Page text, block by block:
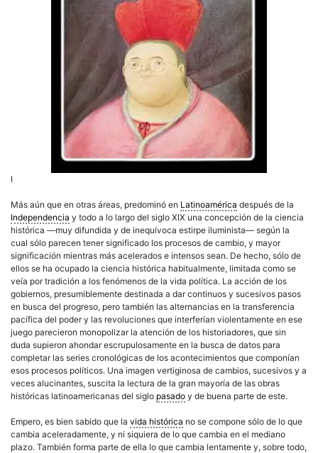
I
Más aún que en otras áreas, predominó en Latinoamérica después de la
Independencia y todo a lo largo del siglo XIX una concepción de la ciencia
histórica —muy difundida y de inequívoca estirpe iluminista— según la
cual sólo parecen tener significado los procesos de cambio, y mayor
significación mientras más acelerados e intensos sean. De hecho, sólo de
ellos se ha ocupado la ciencia histórica habitualmente, limitada como se
veía por tradición a los fenómenos de la vida política. La acción de los
gobiernos, presumiblemente destinada a dar continuos y sucesivos pasos
en busca del progreso, pero también las alternancias en la transferencia
pacífica del poder y las revoluciones que interferían violentamente en ese
juego parecieron monopolizar la atención de los historiadores, que sin
duda supieron ahondar escrupulosamente en la busca de datos para
completar las series cronológicas de los acontecimientos que componían
esos procesos políticos. Una imagen vertiginosa de cambios, sucesivos y a
veces alucinantes, suscita la lectura de la gran mayoría de las obras
históricas latinoamericanas del siglo pasado y de buena parte de este.
Empero, es bien sabido que la vida histórica no se compone sólo de lo que
cambia aceleradamente, y ni siquiera de lo que cambia en el mediano
plazo. También forma parte de ella lo que cambia lentamente y, sobre todo,